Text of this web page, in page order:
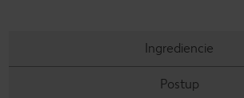
Ingrediencie
Postup